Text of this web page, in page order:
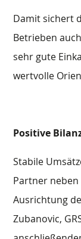
Damit sichert
Betrieben
sehr gute
wertvolle
Positive
Stabile
Partner neben
Ausrichtung
Zubanovic,